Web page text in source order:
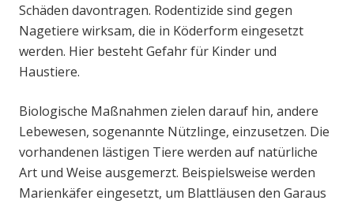
Schäden davontragen. Rodentizide sind gegen
Nagetiere wirksam, die in Köderform eingesetzt
werden. Hier besteht Gefahr für Kinder und
Haustiere.
Biologische Maßnahmen zielen darauf hin, andere
Lebewesen, sogenannte Nützlinge, einzusetzen. Die
vorhandenen lästigen Tiere werden auf natürliche
Art und Weise ausgemerzt. Beispielsweise werden
Marienkäfer eingesetzt, um Blattläusen den Garaus